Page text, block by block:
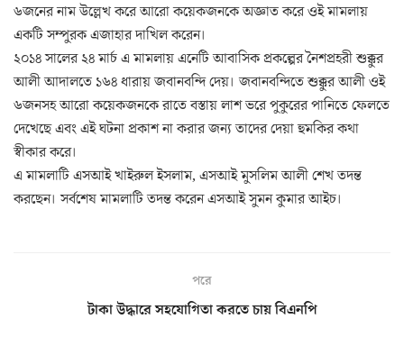
৬জনের নাম উল্লেখ করে আরো কয়েকজনকে অজ্ঞাত করে ওই মামলায়
একটি সম্পুরক এজাহার দাখিল করেন।
২০১৪ সালের ২৪ মার্চ এ মামলায় এনেটি আবাসিক প্রকল্পের নৈশপ্রহরী শুক্কুর
আলী আদালতে ১৬৪ ধারায় জবানবন্দি দেয়। জবানবন্দিতে শুক্কুর আলী ওই
৬জনসহ আরো কয়েকজনকে রাতে বস্তায় লাশ ভরে পুকুরের পানিতে ফেলতে
দেখেছে এবং এই ঘটনা প্রকাশ না করার জন্য তাদের দেয়া হুমকির কথা
স্বীকার করে।
এ মামলাটি এসআই খাইরুল ইসলাম, এসআই মুসলিম আলী শেখ তদন্ত
করছেন। সর্বশেষ মামলাটি তদন্ত করেন এসআই সুমন কুমার আইচ।
পরে
টাকা উদ্ধারে সহযোগিতা করতে চায় বিএনপি